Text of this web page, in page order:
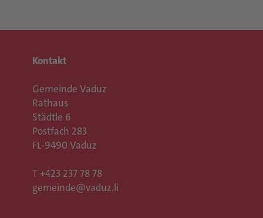
Kontakt
Gemeinde Vaduz
Rathaus
Städtle 6
Postfach 283
FL-9490 Vaduz
T +423 237 78 78
gemeinde@vaduz.li